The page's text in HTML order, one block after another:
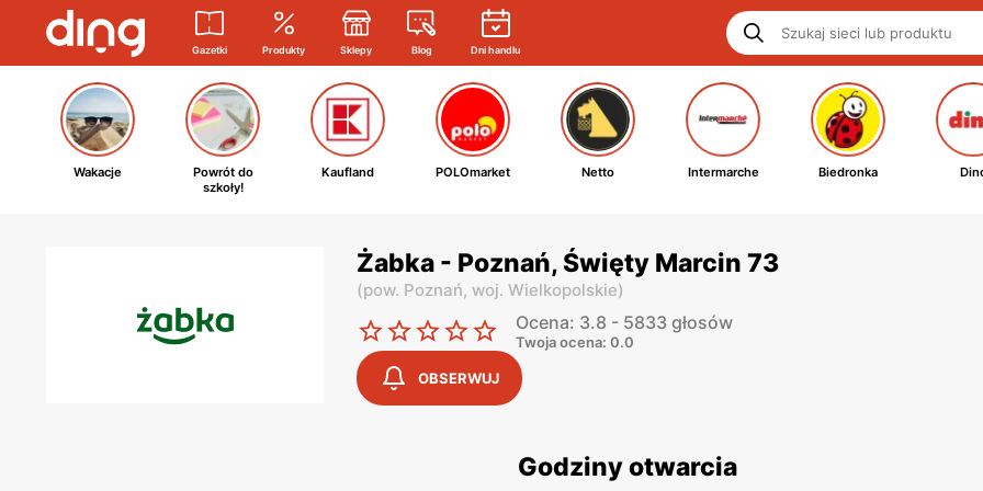
Gazetki Produkty Sklepy Blog Dni handlu
Wakacje
Powrót do
szkoły!
Kaufland POLOmarket Netto Intermarche Biedronka
Żabka - Poznań, Święty Marcin 73
(pow. Poznań, woj. Wielkopolskie)
Ocena: 3.8 - 5833 głosów
Twoja ocena: 0.0
OBSERWUJ
Godziny otwarcia